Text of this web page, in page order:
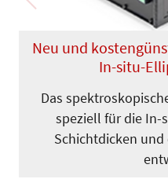
Neu und
In-situ-
Das
speziell für die In-
Schichtdicken
Previous